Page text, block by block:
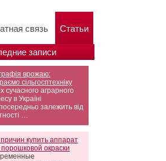
связь Статьи
записи
врожаю:
сільгосптехніку
сучасного аграрного
в Україні
залежить від
…
купить аппарат
окраски